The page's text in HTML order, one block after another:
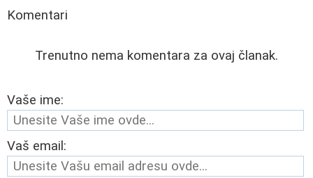
Komentari
Trenutno nema komentara za ovaj članak.
Vaše ime:
Vaš email: